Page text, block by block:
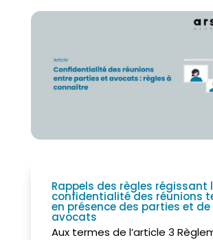
Rappels des règles régissant
confidentialité des réunions
en présence des parties et de
avocats
Aux termes de l’article 3